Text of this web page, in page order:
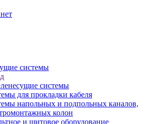
системы
системы
для прокладки кабеля
напольных и подпольных каналов,
колон
и щитовое оборудование